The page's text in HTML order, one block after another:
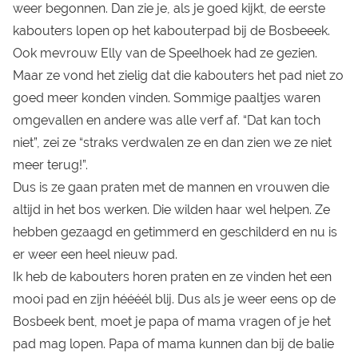
weer begonnen. Dan zie je, als je goed kijkt, de eerste
kabouters lopen op het kabouterpad bij de Bosbeeek.
Ook mevrouw Elly van de Speelhoek had ze gezien.
Maar ze vond het zielig dat die kabouters het pad niet zo
goed meer konden vinden. Sommige paaltjes waren
omgevallen en andere was alle verf af. “Dat kan toch
niet”, zei ze “straks verdwalen ze en dan zien we ze niet
meer terug!”.
Dus is ze gaan praten met de mannen en vrouwen die
altijd in het bos werken. Die wilden haar wel helpen. Ze
hebben gezaagd en getimmerd en geschilderd en nu is
er weer een heel nieuw pad.
Ik heb de kabouters horen praten en ze vinden het een
mooi pad en zijn héééél blij. Dus als je weer eens op de
Bosbeek bent, moet je papa of mama vragen of je het
pad mag lopen. Papa of mama kunnen dan bij de balie